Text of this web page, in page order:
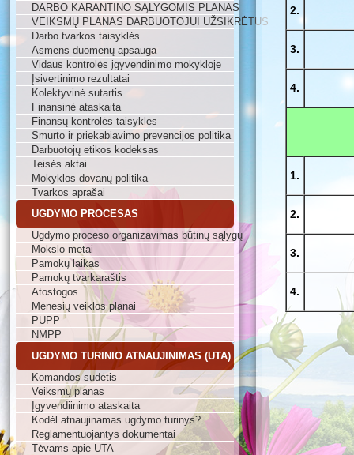
DARBO KARANTINO SĄLYGOMIS PLANAS
VEIKSMŲ PLANAS DARBUOTOJUI UŽSIKRĖTUS
Darbo tvarkos taisyklės
Asmens duomenų apsauga
Vidaus kontrolės įgyvendinimo mokykloje
Įsivertinimo rezultatai
Kolektyvinė sutartis
Finansinė ataskaita
Finansų kontrolės taisyklės
Smurto ir priekabiavimo prevencijos politika
Darbuotojų etikos kodeksas
Teisės aktai
Mokyklos dovanų politika
Tvarkos aprašai
UGDYMO PROCESAS
Ugdymo proceso organizavimas būtinų sąlygų
Mokslo metai
Pamokų laikas
Pamokų tvarkaraštis
Atostogos
Mėnesių veiklos planai
PUPP
NMPP
UGDYMO TURINIO ATNAUJINIMAS (UTA)
Komandos sudėtis
Veiksmų planas
Įgyvendiinimo ataskaita
Kodėl atnaujinamas ugdymo turinys?
Reglamentuojantys dokumentai
Tėvams apie UTA
2.
3.
4.
1.
2.
3.
4.